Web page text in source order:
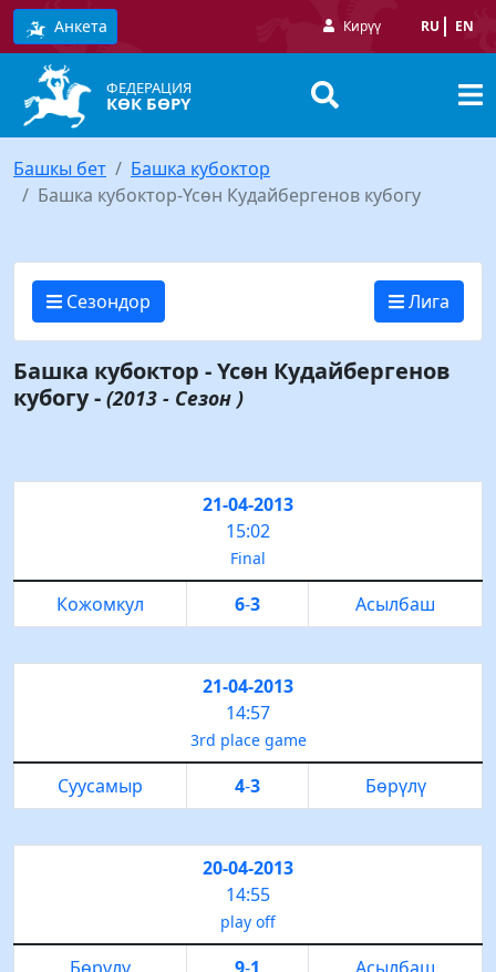
Анкета Кирүү RU EN
ФЕДЕРАЦИЯ
КӨК БӨРҮ
Башкы бет
Башка кубоктор
Башка кубоктор-Үсөн Кудайбергенов кубогу
Сезондор Лига
Башка кубоктор - Үсөн Кудайбергенов
кубогу - (2013 - Сезон )
21-04-2013
15:02
Final
Кожомкул 6-3 Асылбаш
21-04-2013
14:57
3rd place game
Суусамыр 4-3 Бөрүлү
20-04-2013
14:55
play off